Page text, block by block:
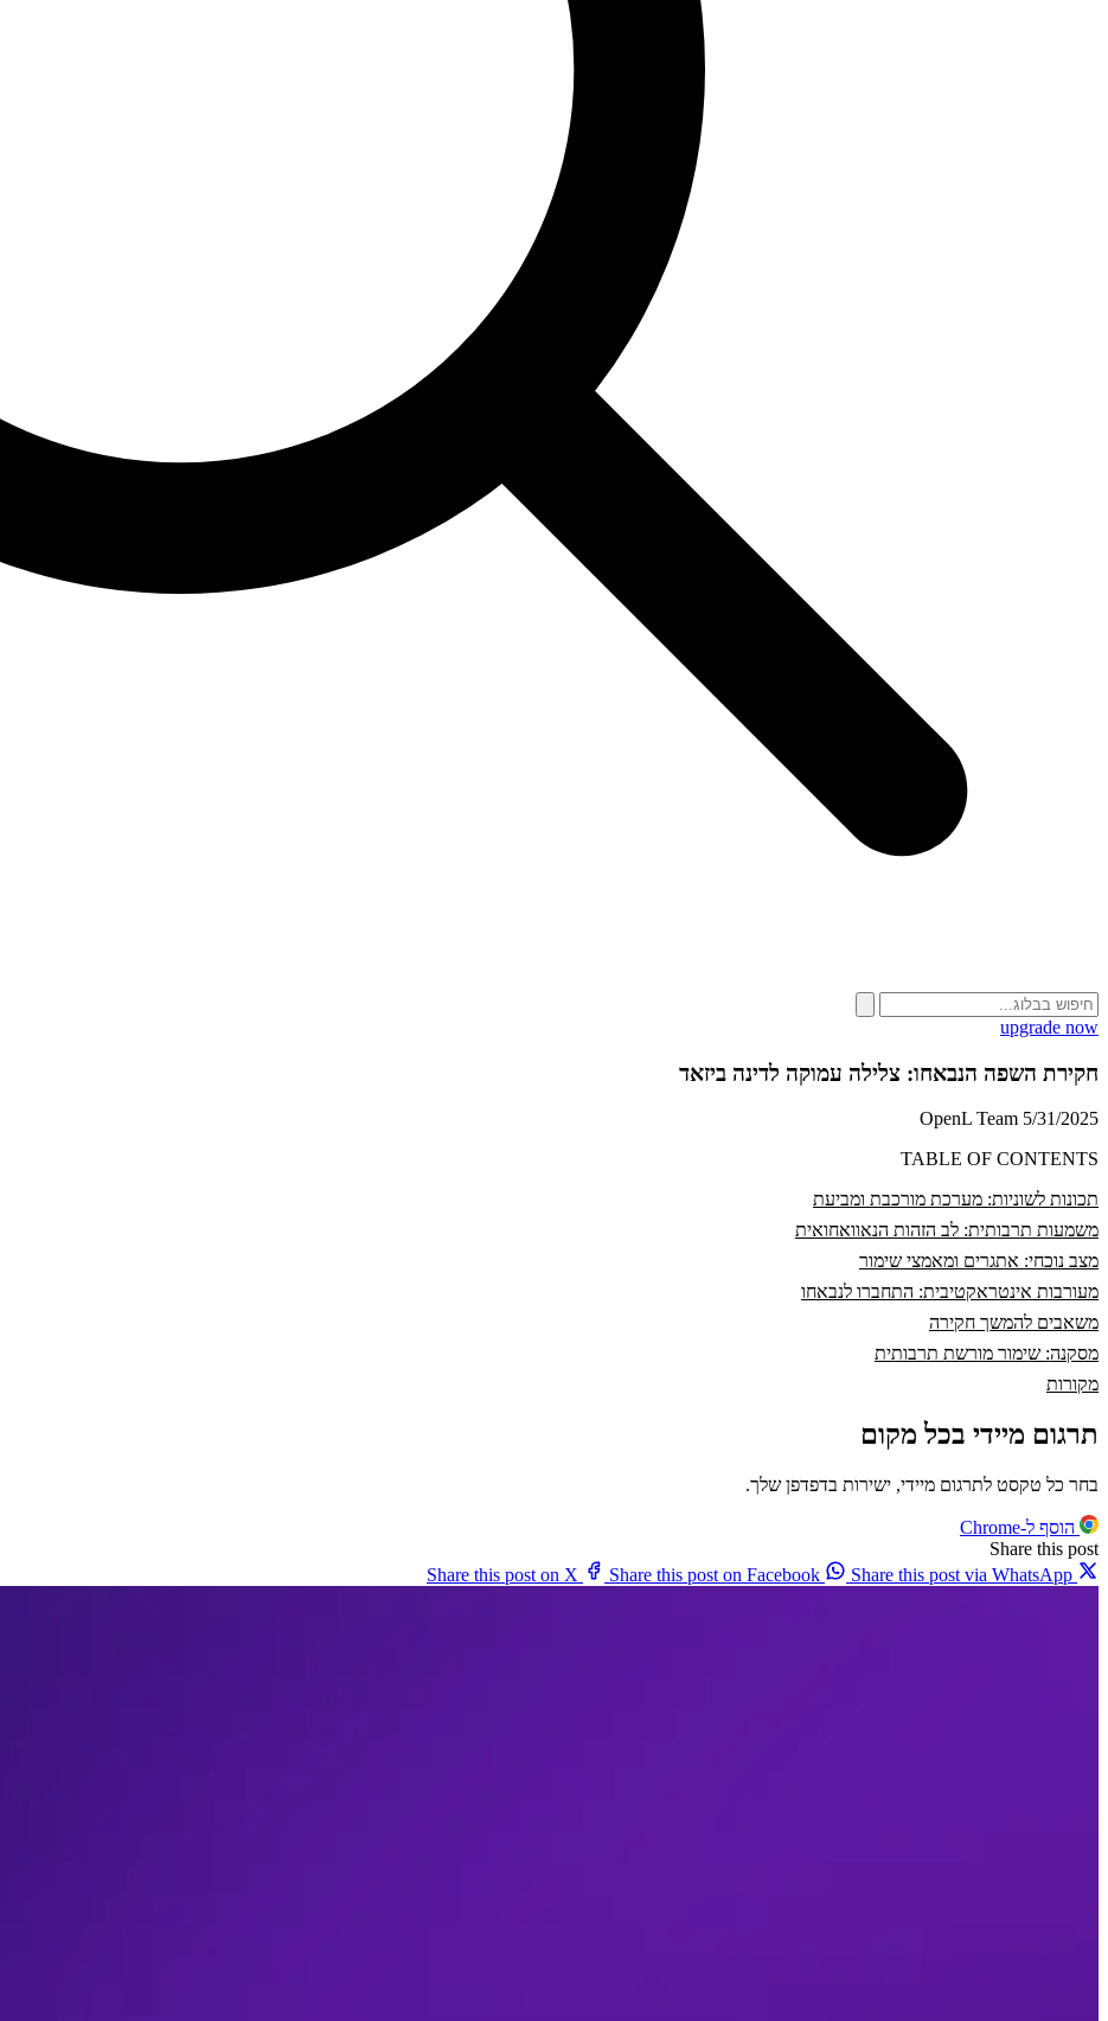
upgrade now
חקירת השפה הנבאחו: צלילה עמוקה לדינה ביזאד
OpenL Team 5/31/2025
TABLE OF CONTENTS
תכונות לשוניות: מערכת מורכבת ומביעת
משמעות תרבותית: לב הזהות הנאוואחואית
מצב נוכחי: אתגרים ומאמצי שימור
מעורבות אינטראקטיבית: התחברו לנבאחו
משאבים להמשך חקירה
מסקנה: שימור מורשת תרבותית
מקורות
תרגום מיידי בכל מקום
בחר כל טקסט לתרגום מיידי, ישירות בדפדפן שלך.
הוסף ל-Chrome
Share this post
Share this post on X
Share this post on Facebook Share this post via WhatsApp